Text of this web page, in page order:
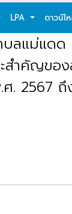
LPA ดาวน์โ
ลแม่แดด
ะสำคัญ
. 2567